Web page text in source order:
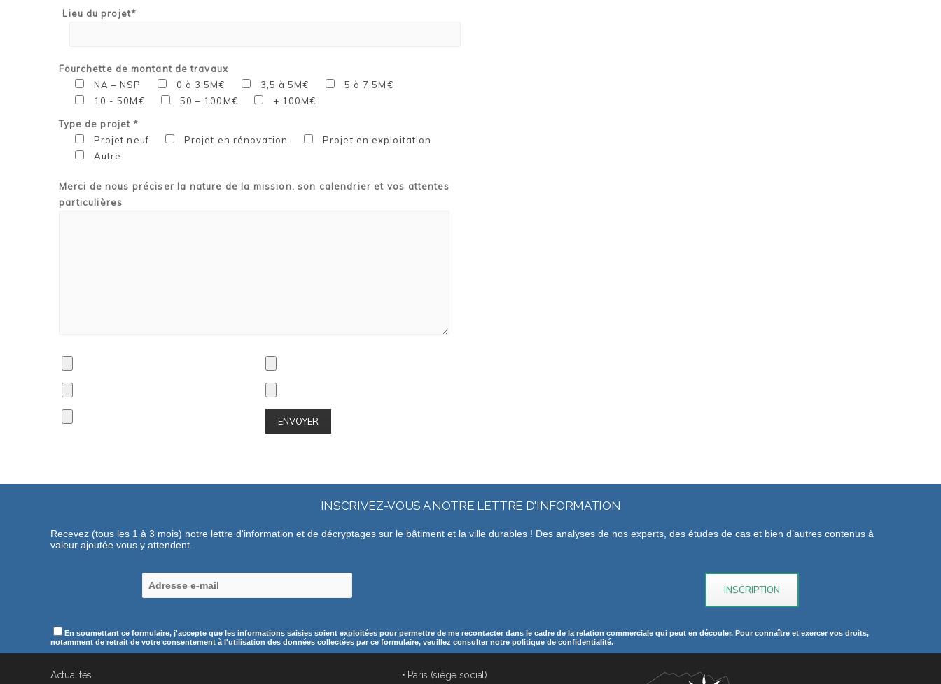
Lieu du projet*
Fourchette de montant de travaux
NA – NSP
0 à 3,5M€ 3,5 à 5M€
5 à 7,5M€
10 - 50M€
50 – 100M€ + 100M€
Type de projet *
Projet neuf
Projet en rénovation
Projet en exploitation
Autre
Merci de nous préciser la nature de la mission, son calendrier et vos attentes
particulières
INSCRIVEZ-VOUS A NOTRE LETTRE D'INFORMATION
Recevez (tous les 1 à 3 mois) notre lettre d'information et de décryptages sur le bâtiment et la ville durables ! Des analyses de nos experts, des études de cas et bien d’autres contenus à
valeur ajoutée vous y attendent.
En soumettant ce formulaire, j'accepte que les informations saisies soient exploitées pour permettre de me recontacter dans le cadre de la relation commerciale qui peut en découler. Pour connaître et exercer vos droits,
notamment de retrait de votre consentement à l'utilisation des données collectées par ce formulaire, veuillez consulter notre politique de confidentialité.
Actualités • Paris (siège social)